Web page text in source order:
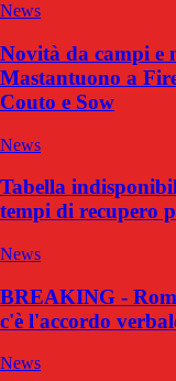
News
Novità da campi e
Mastantuono a
Couto e Sow
News
Tabella
tempi di recupero
News
BREAKING -
c'è l'accordo
News